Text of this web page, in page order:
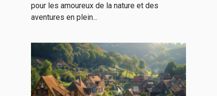
pour les amoureux de la nature et des
aventures en plein...